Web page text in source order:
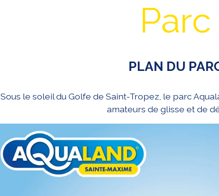
PLAN DU
Sous le soleil du Golfe de Saint-Tropez, le parc
amateurs de glisse et de